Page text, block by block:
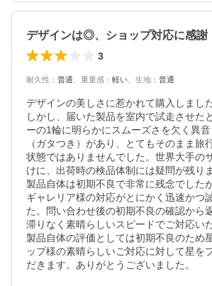
デザインは◎、ショップ対応に感謝
3
耐久性 ： 普通 重量感 ： 軽い 生地 ： 普通
デザインの美しさに惹かれて購入しました
しかし、届いた製品を室内で試走させた
ーの1輪に明らかにスムーズさを欠く異
（ガタつき）があり、とてもそのまま旅
状態ではありませんでした。世界大手の
けに、出荷時の検品体制には疑問が残りま
製品自体は初期不良で非常に残念でした
ギャレリア様の対応がとにかく迅速かつ
た。問い合わせ後の初期不良の確認から
滞りなく素晴らしいスピードでご対応い
製品自体の評価としては初期不良のため
ップ様の素晴らしいご対応に対して星を
だきます。ありがとうございました。